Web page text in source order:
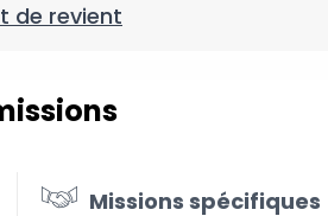
de revient
Missions spécifiques